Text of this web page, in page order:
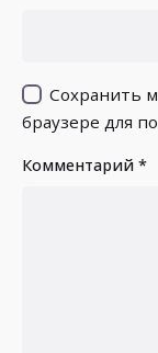
Сохранить
браузере для
Комментарий *